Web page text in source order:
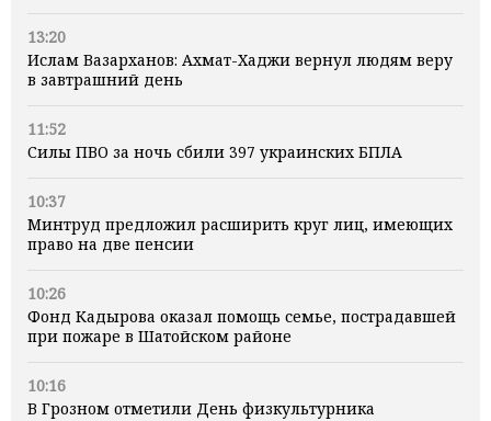
13:20
Ислам Вазарханов: Ахмат-Хаджи вернул людям веру
в завтрашний день
11:52
Силы ПВО за ночь сбили 397 украинских БПЛА
10:37
Минтруд предложил расширить круг лиц, имеющих
право на две пенсии
10:26
Фонд Кадырова оказал помощь семье, пострадавшей
при пожаре в Шатойском районе
10:16
В Грозном отметили День физкультурника